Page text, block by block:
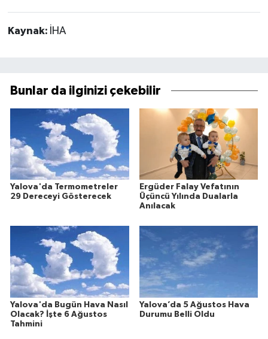
Kaynak: İHA
Bunlar da ilginizi çekebilir
Yalova'da Termometreler
29 Dereceyi Gösterecek
Ergüder Falay Vefatının
Üçüncü Yılında Dualarla
Anılacak
Yalova'da Bugün Hava Nasıl
Olacak? İşte 6 Ağustos
Tahmini
Yalova’da 5 Ağustos Hava
Durumu Belli Oldu